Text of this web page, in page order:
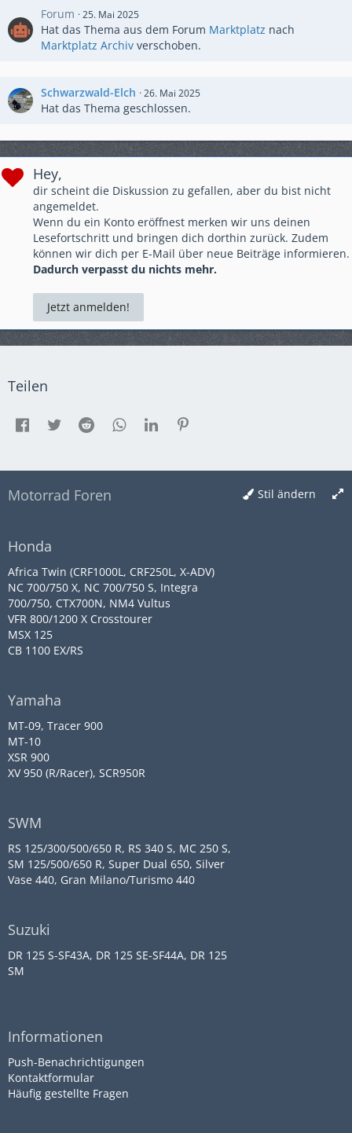
Gruß Carsten
Forum 25. Mai 2025
Hat das Thema aus dem Forum Marktplatz nach
Marktplatz Archiv verschoben.
Schwarzwald-Elch 26. Mai 2025
Hat das Thema geschlossen.
Hey,
dir scheint die Diskussion zu gefallen, aber du bist nicht
angemeldet.
Wenn du ein Konto eröffnest merken wir uns deinen
Lesefortschritt und bringen dich dorthin zurück. Zudem
können wir dich per E-Mail über neue Beiträge informieren.
Dadurch verpasst du nichts mehr.
Jetzt anmelden!
Teilen
Stil ändern
Motorrad Foren
Honda
Africa Twin (CRF1000L, CRF250L, X-ADV)
NC 700/750 X, NC 700/750 S, Integra
700/750, CTX700N, NM4 Vultus
VFR 800/1200 X Crosstourer
MSX 125
CB 1100 EX/RS
Yamaha
MT-09, Tracer 900
MT-10
XSR 900
XV 950 (R/Racer), SCR950R
SWM
RS 125/300/500/650 R, RS 340 S, MC 250 S,
SM 125/500/650 R, Super Dual 650, Silver
Vase 440, Gran Milano/Turismo 440
Suzuki
DR 125 S-SF43A, DR 125 SE-SF44A, DR 125
SM
Informationen
Push-Benachrichtigungen
Kontaktformular
Häufig gestellte Fragen